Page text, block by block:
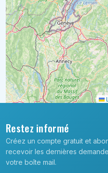
Restez informé
Créez un compte gratuit et
recevoir les dernières
votre boîte mail.